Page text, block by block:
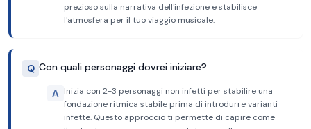
prezioso sulla narrativa dell'infezione e stabilisce
l'atmosfera per il tuo viaggio musicale.
Q Con quali personaggi dovrei iniziare?
A Inizia con 2-3 personaggi non infetti per stabilire una
fondazione ritmica stabile prima di introdurre varianti
infette. Questo approccio ti permette di capire come